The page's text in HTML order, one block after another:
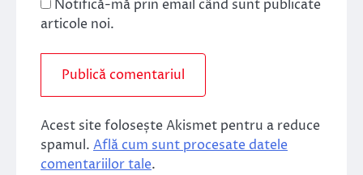
Notifică-mă prin email când sunt publicate
articole noi.
Acest site folosește Akismet pentru a reduce
spamul. Află cum sunt procesate datele
comentariilor tale.